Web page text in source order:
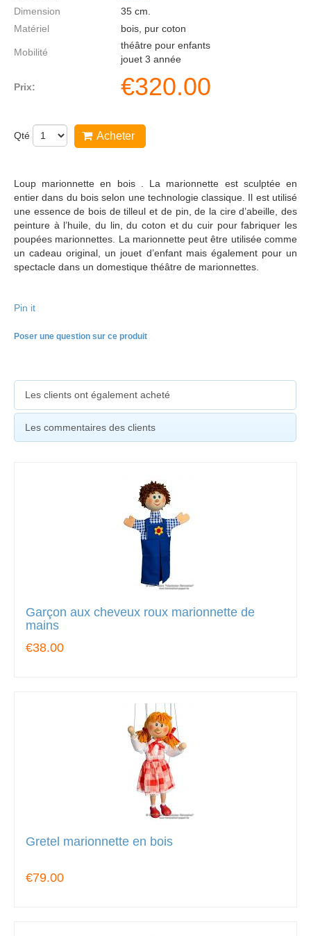
Dimension
35 cm.
Matériel
bois, pur coton
Mobilité
théâtre pour enfants
jouet 3 année
Prix: €320.00
Qté Acheter
Loup marionnette en bois . La marionnette est sculptée en
entier dans du bois selon une technologie classique. Il est utilisé
une essence de bois de tilleul et de pin, de la cire d’abeille, des
peinture à l’huile, du lin, du coton et du cuir pour fabriquer les
poupées marionnettes. La marionnette peut être utilisée comme
un cadeau original, un jouet d’enfant mais également pour un
spectacle dans un domestique théâtre de marionnettes.
Pin it
Poser une question sur ce produit
Les clients ont également acheté
Les commentaires des clients
Garçon aux cheveux roux marionnette de
mains
€38.00
Gretel marionnette en bois
€79.00